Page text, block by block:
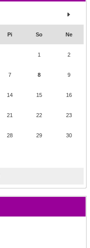
Pi So Ne
1 2
7 8 9
14 15 16
21 22 23
28 29 30